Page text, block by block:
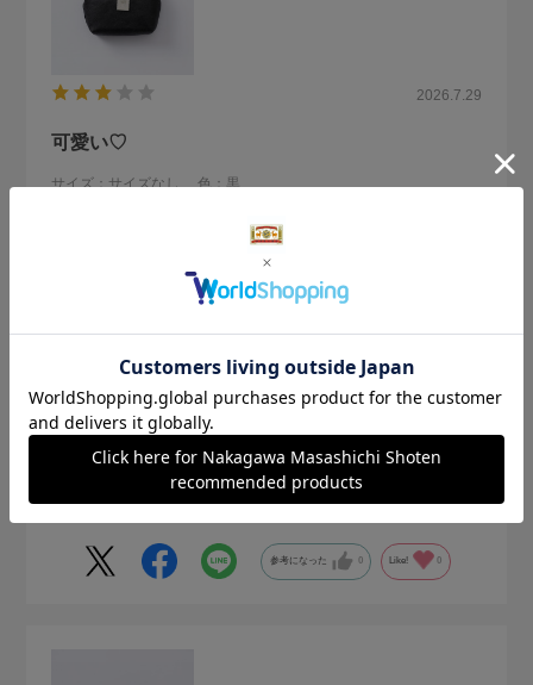
2026.7.29
可愛い♡
サイズ：サイズなし 色：黒
見た目の可愛いさに思わず購入しました。
購入前に、何らかの保護をしてから使い始めれば良かったで
すが、和紙でできている為、少し白っぽくなってきてしま
続きを読む
参考になった 0 Like! 0